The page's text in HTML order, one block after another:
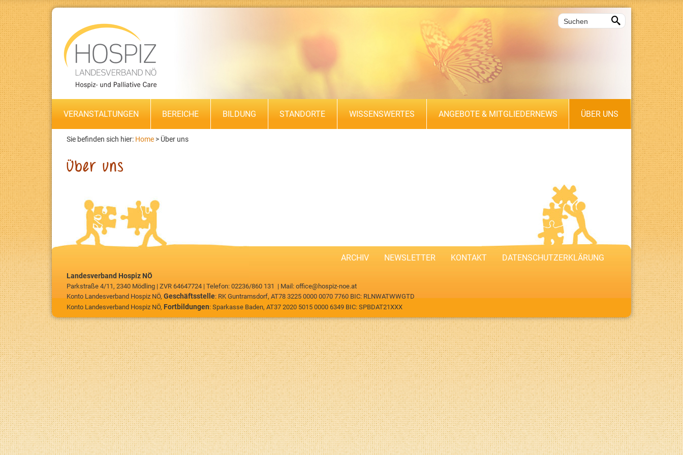

VERANSTALTUNGEN BEREICHE BILDUNG STANDORTE WISSENSWERTES ANGEBOTE & MITGLIEDERNEWS ÜBER UNS
Sie befinden sich hier: Home> Über uns
Über uns
ARCHIV NEWSLETTER KONTAKT DATENSCHUTZERKLÄRUNG
Landesverband Hospiz NÖ
Parkstraße 4/11, 2340 Mödling | ZVR 64647724 | Telefon: 02236/860 131 | Mail: office@hospiz-noe.at
Konto Landesverband Hospiz NÖ, Geschäftsstelle: RK Guntramsdorf, AT78 3225 0000 0070 7760 BIC: RLNWATWWGTD
Konto Landesverband Hospiz NÖ, Fortbildungen: Sparkasse Baden, AT37 2020 5015 0000 6349 BIC: SPBDAT21XXX